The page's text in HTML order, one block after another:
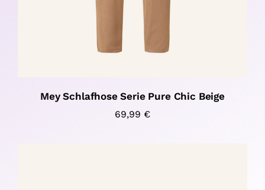
Mey Schlafhose Serie Pure Chic Beige
69,99 €